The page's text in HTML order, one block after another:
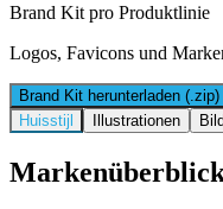
Brand Kit pro Produktlinie
Logos, Favicons und
Brand Kit herunterladen (.zip)
Huisstijl
Illustrationen